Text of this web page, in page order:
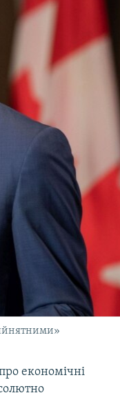
економічні